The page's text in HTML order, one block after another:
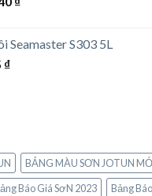
Seamaster S303 5L
₫
BẢNG MÀU SƠN JOTUN
Báo Giá SơN 2023
Bảng